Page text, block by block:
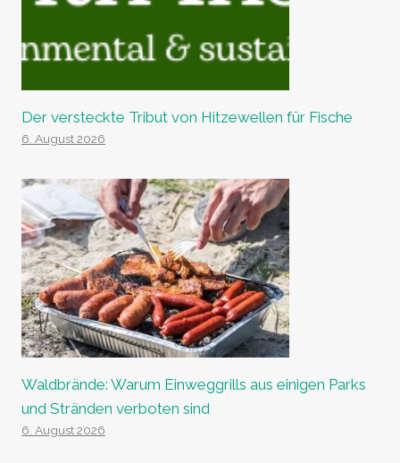
Der versteckte Tribut von Hitzewellen für Fische
6. August 2026
Waldbrände: Warum Einweggrills aus einigen Parks
und Stränden verboten sind
6. August 2026